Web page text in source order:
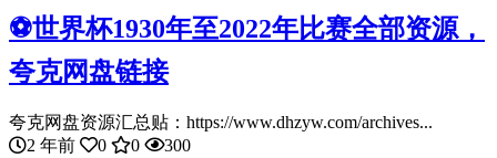
⚽世界杯1930年至2022年比赛全部资源，
夸克网盘链接
夸克网盘资源汇总贴：https://www.dhzyw.com/archives...
2 年前
0 0
300